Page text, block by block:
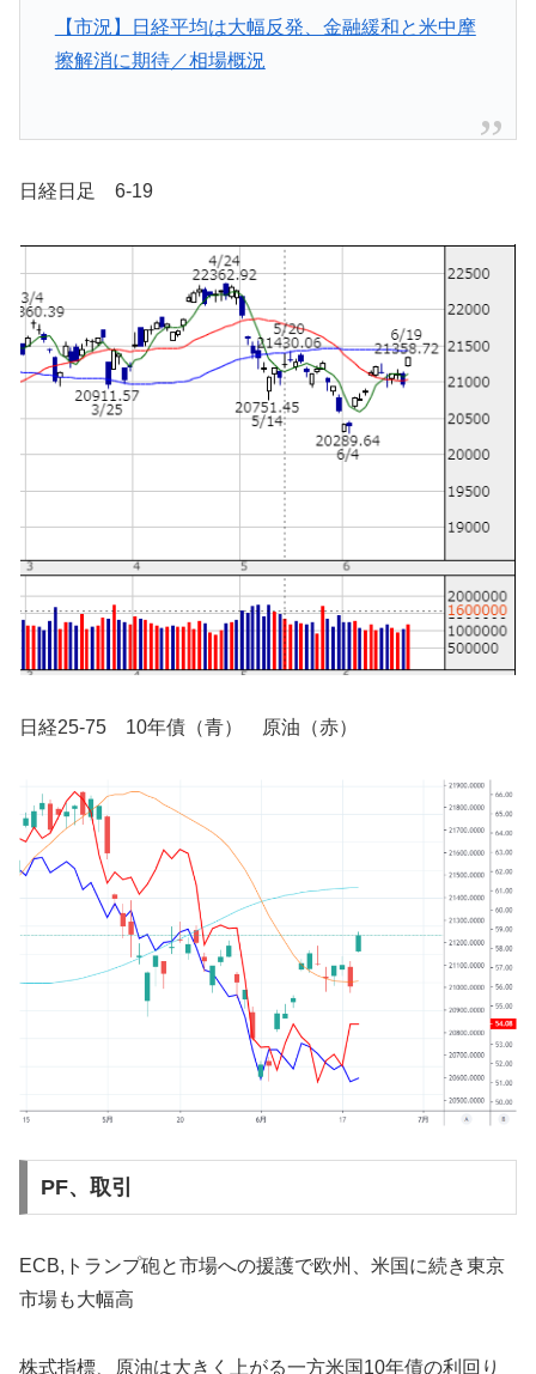
【市況】日経平均は大幅反発、金融緩和と米中摩
擦解消に期待／相場概況
日経日足 6-19
日経25-75 10年債（青） 原油（赤）
PF、取引
ECB,トランプ砲と市場への援護で欧州、米国に続き東京
市場も大幅高
株式指標、原油は大きく上がる一方米国10年債の利回り